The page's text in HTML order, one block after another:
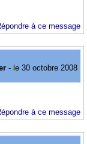
à ce message
- le 30 octobre 2008
à ce message